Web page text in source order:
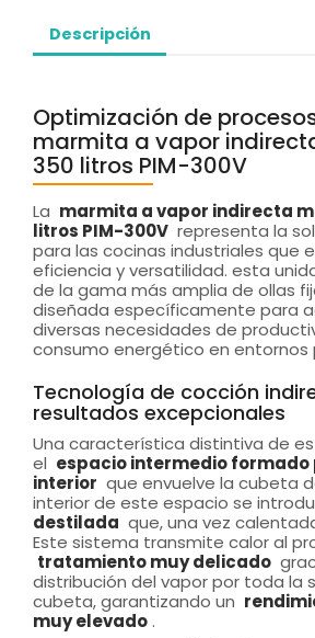
Descripción
Optimización de
marmita a vapor
350 litros PIM-300V
La marmita a vapor indirecta
litros PIM-300V representa la
para las cocinas industriales que
eficiencia y versatilidad. esta
de la gama más amplia de ollas
diseñada específicamente para
diversas necesidades de
consumo energético en entornos
Tecnología de cocción
resultados excepcionales
Una característica distintiva de
el espacio intermedio formado
interior que envuelve la cubeta
interior de este espacio se
destilada que, una vez
Este sistema transmite calor al
tratamiento muy delicado
distribución del vapor por toda la
cubeta, garantizando un
muy elevado .